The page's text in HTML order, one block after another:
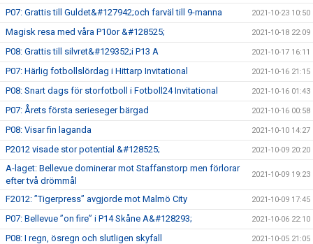
P07: Grattis till Guldet&#127942;och farväl till 9-manna 2021-10-23 10:50
Magisk resa med våra P10or &#128525; 2021-10-18 22:09
P08: Grattis till silvret&#129352;i P13 A 2021-10-17 16:11
P07: Härlig fotbollslördag i Hittarp Invitational 2021-10-16 21:15
P08: Snart dags för storfotboll i Fotboll24 Invitational 2021-10-16 01:43
P07: Årets första serieseger bärgad 2021-10-16 00:58
P08: Visar fin laganda 2021-10-10 14:27
P2012 visade stor potential &#128525; 2021-10-09 20:20
A-laget: Bellevue dominerar mot Staffanstorp men förlorar
efter två drömmål
2021-10-09 19:23
F2012: ”Tigerpress” avgjorde mot Malmö City 2021-10-09 17:45
P07: Bellevue ”on fire” i P14 Skåne A&#128293; 2021-10-06 22:10
P08: I regn, ösregn och slutligen skyfall 2021-10-05 21:05